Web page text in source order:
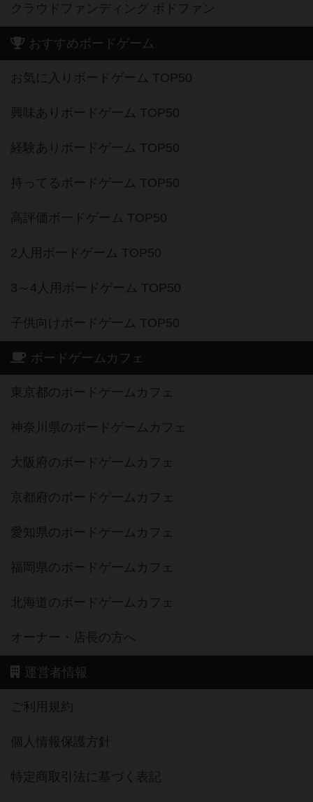
クラウドファンディング ボドファン
おすすめボードゲーム
お気に入りボードゲーム TOP50
興味ありボードゲーム TOP50
経験ありボードゲーム TOP50
持ってるボードゲーム TOP50
高評価ボードゲーム TOP50
2人用ボードゲーム TOP50
3～4人用ボードゲーム TOP50
子供向けボードゲーム TOP50
ボードゲームカフェ
東京都のボードゲームカフェ
神奈川県のボードゲームカフェ
大阪府のボードゲームカフェ
京都府のボードゲームカフェ
愛知県のボードゲームカフェ
福岡県のボードゲームカフェ
北海道のボードゲームカフェ
オーナー・店長の方へ
運営者情報
ご利用規約
個人情報保護方針
特定商取引法に基づく表記